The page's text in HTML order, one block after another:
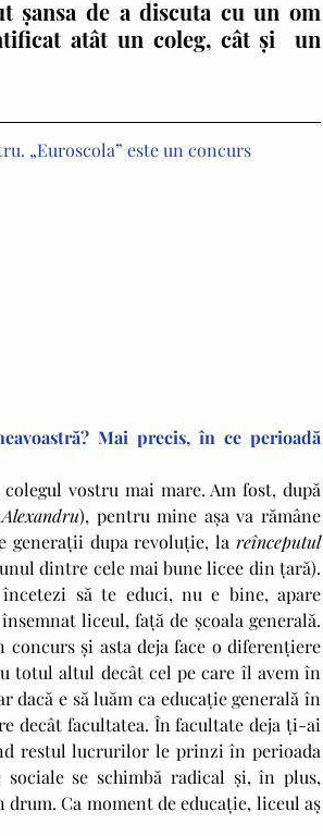
atât un coleg, cât şi  un
„Euroscola” este un concurs
Mai precis, în ce perioadă
vostru mai mare. Am fost, după
), pentru mine aşa va rămâne
generaţii dupa revoluţie, la
reînceputul
dintre cele mai bune licee din ţară).
să te educi, nu e bine, apare
liceul, faţă de şcoala generală.
şi asta deja face o diferenţiere
totul altul decât cel pe care îl avem în
dacă e să luăm ca educaţie generală în
decât facultatea. În facultate deja ţi-ai
restul lucrurilor le prinzi în perioada
se schimbă radical şi, în plus,
Ca moment de educaţie, liceul aş